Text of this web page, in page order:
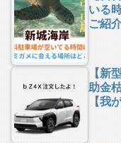
いる
ご紹
【新
助金
【我